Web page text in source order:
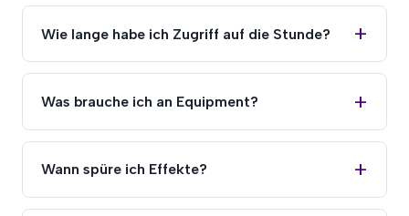
Wie lange habe ich Zugriff auf die Stunde?
Was brauche ich an Equipment?
Wann spüre ich Effekte?